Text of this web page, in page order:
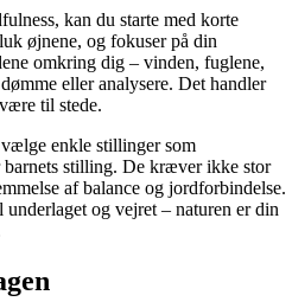
kan du starte med korte
øjnene, og fokuser på din
omkring dig – vinden, fuglene,
eller analysere. Det handler
til stede.
enkle stillinger som
stilling. De kræver ikke stor
af balance og jordforbindelse.
og vejret – naturen er din